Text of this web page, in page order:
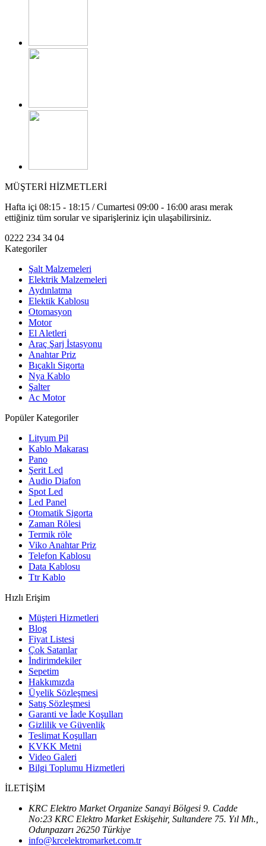
MÜŞTERİ HİZMETLERİ
Hafta içi 08:15 - 18:15 / Cumartesi 09:00 - 16:00 arası merak
ettiğiniz tüm sorular ve siparişleriniz için ulaşabilirsiniz.
0222 234 34 04
Kategoriler
Şalt Malzemeleri
Elektrik Malzemeleri
Aydınlatma
Elektik Kablosu
Otomasyon
Motor
El Aletleri
Araç Şarj İstasyonu
Anahtar Priz
Bıçaklı Sigorta
Nya Kablo
Şalter
Ac Motor
Popüler Kategoriler
Lityum Pil
Kablo Makarası
Pano
Şerit Led
Audio Diafon
Spot Led
Led Panel
Otomatik Sigorta
Zaman Rölesi
Termik röle
Viko Anahtar Priz
Telefon Kablosu
Data Kablosu
Ttr Kablo
Hızlı Erişim
Müşteri Hizmetleri
Blog
Fiyat Listesi
Çok Satanlar
İndirimdekiler
Sepetim
Hakkımızda
Üyelik Sözleşmesi
Satış Sözleşmesi
Garanti ve İade Koşulları
Gizlilik ve Güvenlik
Teslimat Koşulları
KVKK Metni
Video Galeri
Bilgi Toplumu Hizmetleri
İLETİŞİM
KRC Elektro Market Organize Sanayi Bölgesi 9. Cadde
No:23 KRC Elektro Market Eskişehir, Sultandere 75. Yıl Mh.,
Odunpazarı 26250 Türkiye
info@krcelektromarket.com.tr